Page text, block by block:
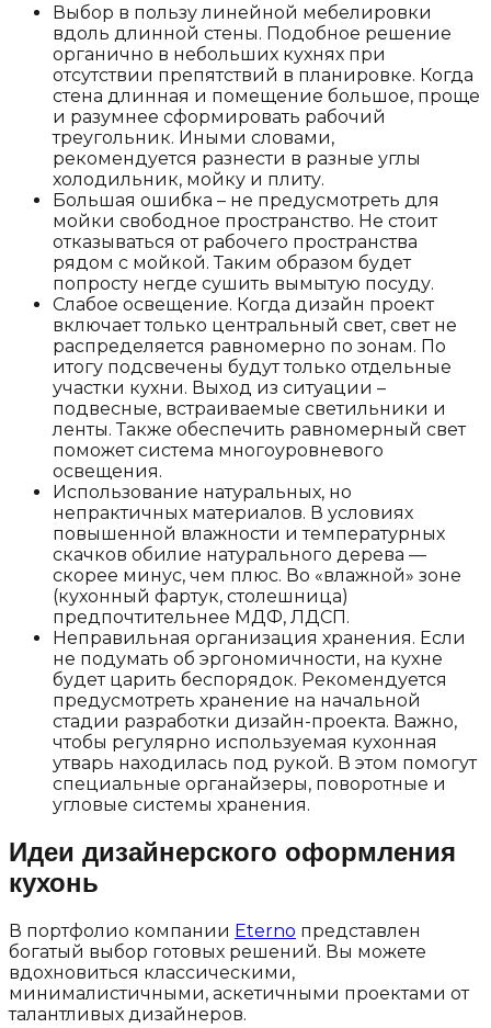
Выбор в пользу линейной мебелировки
вдоль длинной стены. Подобное решение
органично в небольших кухнях при
отсутствии препятствий в планировке. Когда
стена длинная и помещение большое, проще
и разумнее сформировать рабочий
треугольник. Иными словами,
рекомендуется разнести в разные углы
холодильник, мойку и плиту.
Большая ошибка – не предусмотреть для
мойки свободное пространство. Не стоит
отказываться от рабочего пространства
рядом с мойкой. Таким образом будет
попросту негде сушить вымытую посуду.
Слабое освещение. Когда дизайн проект
включает только центральный свет, свет не
распределяется равномерно по зонам. По
итогу подсвечены будут только отдельные
участки кухни. Выход из ситуации –
подвесные, встраиваемые светильники и
ленты. Также обеспечить равномерный свет
поможет система многоуровневого
освещения.
Использование натуральных, но
непрактичных материалов. В условиях
повышенной влажности и температурных
скачков обилие натурального дерева —
скорее минус, чем плюс. Во «влажной» зоне
(кухонный фартук, столешница)
предпочтительнее МДФ, ЛДСП.
Неправильная организация хранения. Если
не подумать об эргономичности, на кухне
будет царить беспорядок. Рекомендуется
предусмотреть хранение на начальной
стадии разработки дизайн-проекта. Важно,
чтобы регулярно используемая кухонная
утварь находилась под рукой. В этом помогут
специальные органайзеры, поворотные и
угловые системы хранения.
Идеи дизайнерского оформления
кухонь
В портфолио компании Eterno представлен
богатый выбор готовых решений. Вы можете
вдохновиться классическими,
минималистичными, аскетичными проектами от
талантливых дизайнеров.